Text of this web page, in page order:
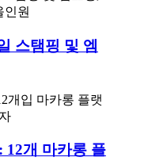
스탬핑 및 엠
12개 마카롱 플